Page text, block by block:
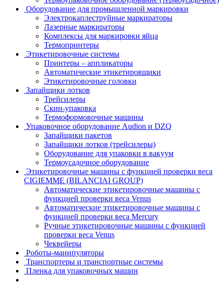
Оборудование для промышленной маркировки
Электрокаплеструйные маркираторы
Лазерные маркираторы
Комплексы для маркировки яйца
Термопринтеры
Этикетировочные системы
Принтеры – аппликаторы
Автоматические этикетировщики
Этикетировочные головки
Запайщики лотков
Трейсилеры
Скин-упаковка
Термоформовочные машины
Упаковочное оборудование Audion и DZQ
Запайщики пакетов
Запайщики лотков (трейсилеры)
Оборудование для упаковки в вакуум
Термоусадочное оборудование
Этикетировочные машины с функцией проверки веса
CIGIEMME (BILANCIAI GROUP)
Автоматические этикетировочные машины с
функцией проверки веса Venus
Автоматические этикетировочные машины с
функцией проверки веса Mercury
Ручные этикетировочные машины с функцией
проверки веса Venus
Чеквейеры
Роботы-манипуляторы
Транспортеры и транспортные системы
Пленка для упаковочных машин